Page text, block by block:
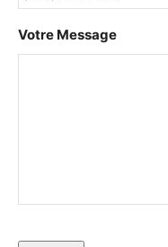
Votre Message